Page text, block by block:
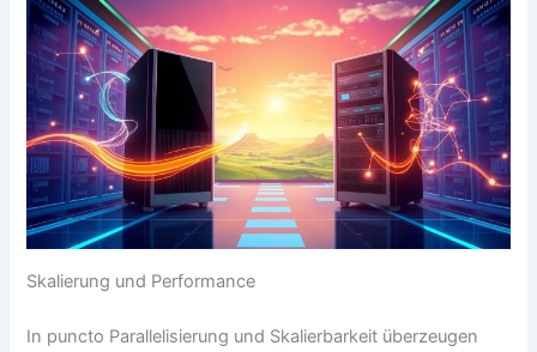
Skalierung und Performance
In puncto Parallelisierung und Skalierbarkeit überzeugen